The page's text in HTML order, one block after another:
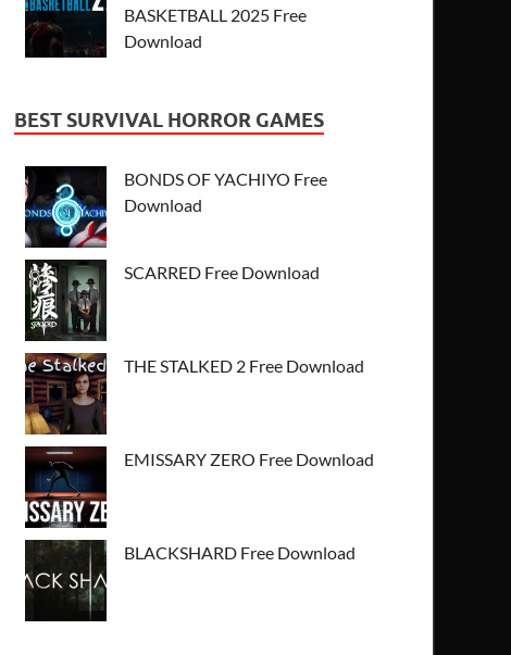
BASKETBALL 2025 Free
Download
BEST SURVIVAL HORROR GAMES
BONDS OF YACHIYO Free
Download
SCARRED Free Download
THE STALKED 2 Free Download
EMISSARY ZERO Free Download
BLACKSHARD Free Download